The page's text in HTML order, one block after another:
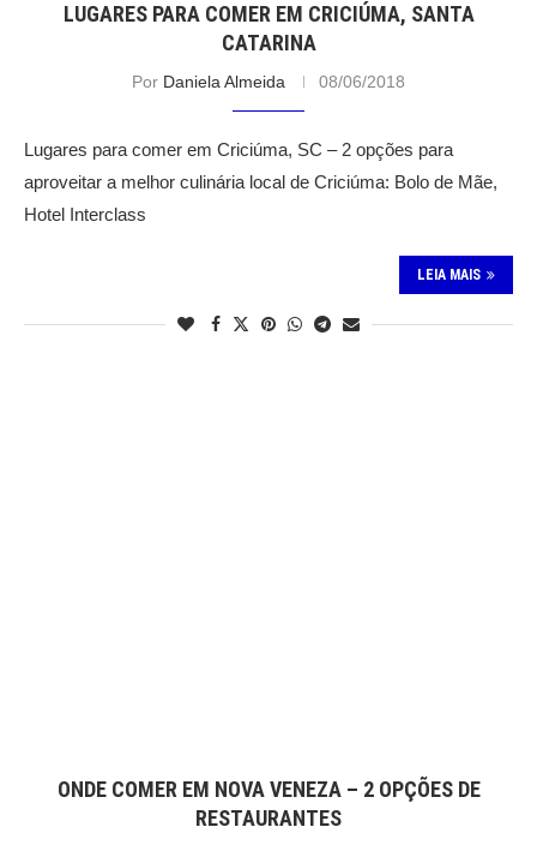
LUGARES PARA COMER EM CRICIÚMA, SANTA
CATARINA
Por Daniela Almeida 08/06/2018
Lugares para comer em Criciúma, SC – 2 opções para
aproveitar a melhor culinária local de Criciúma: Bolo de Mãe,
Hotel Interclass
LEIA MAIS
ONDE COMER EM NOVA VENEZA – 2 OPÇÕES DE
RESTAURANTES